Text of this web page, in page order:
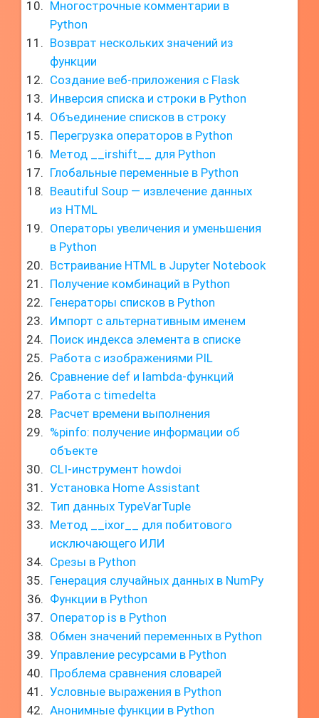
Многострочные комментарии в
Python
Возврат нескольких значений из
функции
Создание веб-приложения с Flask
Инверсия списка и строки в Python
Объединение списков в строку
Перегрузка операторов в Python
Метод __irshift__ для Python
Глобальные переменные в Python
Beautiful Soup — извлечение данных
из HTML
Операторы увеличения и уменьшения
в Python
Встраивание HTML в Jupyter Notebook
Получение комбинаций в Python
Генераторы списков в Python
Импорт с альтернативным именем
Поиск индекса элемента в списке
Работа с изображениями PIL
Сравнение def и lambda-функций
Работа с timedelta
Расчет времени выполнения
%pinfo: получение информации об
объекте
CLI-инструмент howdoi
Установка Home Assistant
Тип данных TypeVarTuple
Метод __ixor__ для побитового
исключающего ИЛИ
Срезы в Python
Генерация случайных данных в NumPy
Функции в Python
Оператор is в Python
Обмен значений переменных в Python
Управление ресурсами в Python
Проблема сравнения словарей
Условные выражения в Python
Анонимные функции в Python